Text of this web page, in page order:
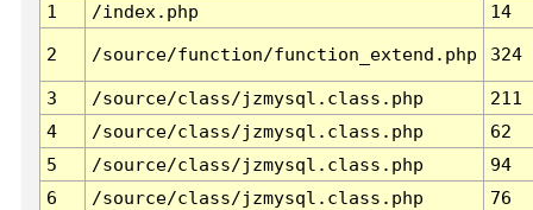
1
/index.php 14
2 /source/function/function_extend.php 324
3 /source/class/jzmysql.class.php
211
4
/source/class/jzmysql.class.php
62
5
/source/class/jzmysql.class.php
94
6
/source/class/jzmysql.class.php 76